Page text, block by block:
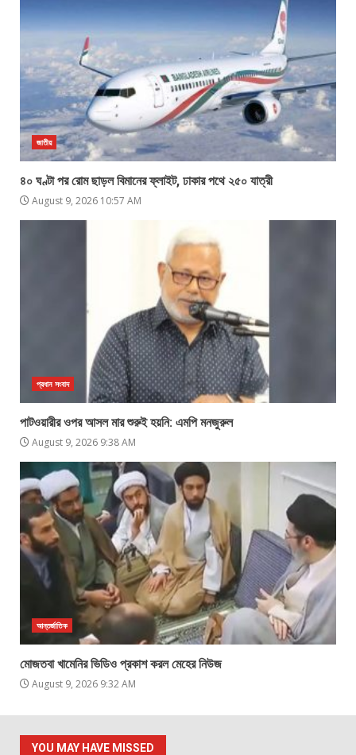
জাতীয়
৪০ ঘণ্টা পর রোম ছাড়ল বিমানের ফ্লাইট, ঢাকার পথে ২৫০ যাত্রী
August 9, 2026 10:57 AM
প্রধান সংবাদ
পাটওয়ারীর ওপর আসল মার শুরুই হয়নি: এমপি মনজুরুল
August 9, 2026 9:38 AM
আন্তর্জাতিক
মোজতবা খামেনির ভিডিও প্রকাশ করল মেহের নিউজ
August 9, 2026 9:32 AM
YOU MAY HAVE MISSED